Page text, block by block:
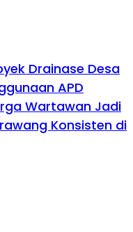
Drainase Desa
APD
Wartawan Jadi
Konsisten di